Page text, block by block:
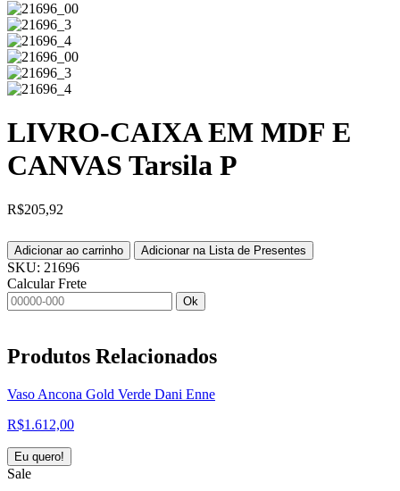
LIVRO-CAIXA EM MDF E
CANVAS Tarsila P
R$205,92
Adicionar ao carrinho Adicionar na Lista de Presentes
SKU: 21696
Calcular Frete
Ok
Produtos Relacionados
Vaso Ancona Gold Verde Dani Enne
R$1.612,00
Eu quero!
Sale